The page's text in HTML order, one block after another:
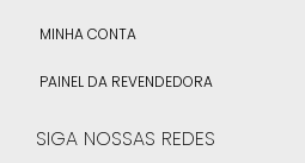
MINHA CONTA
PAINEL DA REVENDEDORA
SIGA NOSSAS REDES